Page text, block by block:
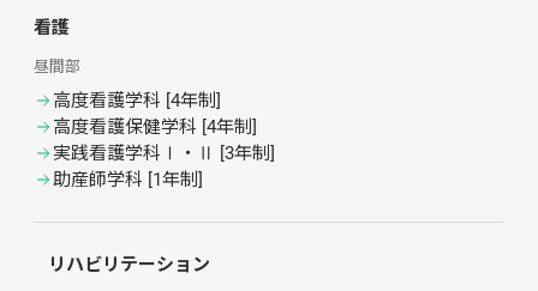
看護
昼間部
高度看護学科 [4年制]
高度看護保健学科 [4年制]
実践看護学科Ⅰ・Ⅱ [3年制]
助産師学科 [1年制]
リハビリテーション